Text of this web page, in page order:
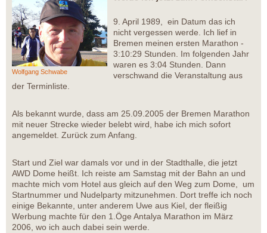
Wolfgang Schwabe
9. April 1989, ein Datum das ich
nicht vergessen werde. Ich lief in
Bremen meinen ersten Marathon -
3:10:29 Stunden. Im folgenden Jahr
waren es 3:04 Stunden. Dann
verschwand die Veranstaltung aus
der Terminliste.
Als bekannt wurde, dass am 25.09.2005 der Bremen Marathon
mit neuer Strecke wieder belebt wird, habe ich mich sofort
angemeldet. Zurück zum Anfang.
Start und Ziel war damals vor und in der Stadthalle, die jetzt
AWD Dome heißt. Ich reiste am Samstag mit der Bahn an und
machte mich vom Hotel aus gleich auf den Weg zum Dome, um
Startnummer und Nudelparty mitzunehmen. Dort treffe ich noch
einige Bekannte, unter anderem Uwe aus Kiel, der fleißig
Werbung machte für den 1.Öge Antalya Marathon im März
2006, wo ich auch dabei sein werde.